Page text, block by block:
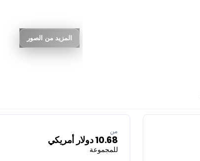
المزيد من الصور
من
10.68دولار أمريكي
للمجموعة